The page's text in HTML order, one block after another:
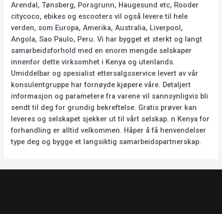
Arendal, Tønsberg, Porsgrunn, Haugesund etc, Rooder
citycoco, ebikes og escooters vil også levere til hele
verden, som Europa, Amerika, Australia, Liverpool,
Angola, Sao Paulo, Peru. Vi har bygget et sterkt og langt
samarbeidsforhold med en enorm mengde selskaper
innenfor dette virksomhet i Kenya og utenlands.
Umiddelbar og spesialist ettersalgsservice levert av vår
konsulentgruppe har fornøyde kjøpere våre. Detaljert
informasjon og parametere fra varene vil sannsynligvis bli
sendt til deg for grundig bekreftelse. Gratis prøver kan
leveres og selskapet sjekker ut til vårt selskap. n Kenya for
forhandling er alltid velkommen. Håper å få henvendelser
type deg og bygge et langsiktig samarbeidspartnerskap.